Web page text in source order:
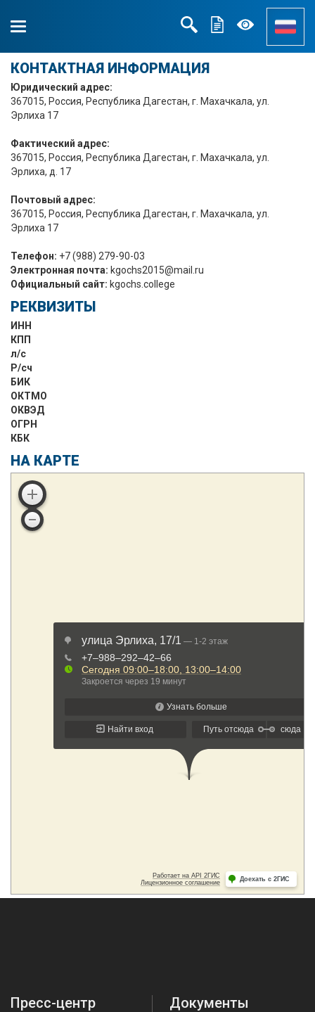
КОНТАКТНАЯ ИНФОРМАЦИЯ
Юридический адрес:
367015, Россия, Республика Дагестан, г. Махачкала, ул.
Эрлиха 17
Фактический адрес:
367015, Россия, Республика Дагестан, г. Махачкала, ул.
Эрлиха, д. 17
Почтовый адрес:
367015, Россия, Республика Дагестан, г. Махачкала, ул.
Эрлиха 17
Телефон: +7 (988) 279-90-03
Электронная почта: kgochs2015@mail.ru
Официальный сайт: kgochs.college
РЕКВИЗИТЫ
ИНН
КПП
л/с
Р/сч
БИК
ОКТМО
ОКВЭД
ОГРН
КБК
НА КАРТЕ
Пресс-центр Документы